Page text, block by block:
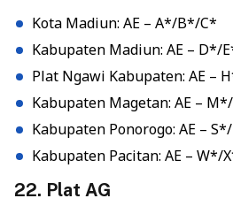
Kota Madiun: AE – A*/B*/C*
Kabupaten Madiun: AE – D*/
Plat Ngawi Kabupaten: AE –
Kabupaten Magetan: AE –
Kabupaten Ponorogo: AE –
Kabupaten Pacitan: AE – W*/
22. Plat AG